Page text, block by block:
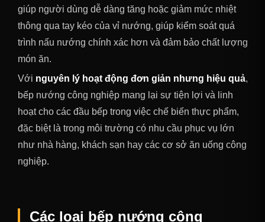
giúp người dùng dễ dàng tăng hoặc giảm mức nhiệt
thông qua tay kéo của vỉ nướng, giúp kiểm soát quá
trình nấu nướng chính xác hơn và đảm bảo chất lượng
món ăn.
Với nguyên lý hoạt động đơn giản nhưng hiệu quả,
bếp nướng công nghiệp mang lại sự tiện lợi và linh
hoạt cho các đầu bếp trong việc chế biến thực phẩm,
đặc biệt là trong môi trường có nhu cầu phục vụ lớn
như nhà hàng, khách sạn hay các cơ sở ăn uống công
nghiệp.
Các loại bếp nướng công